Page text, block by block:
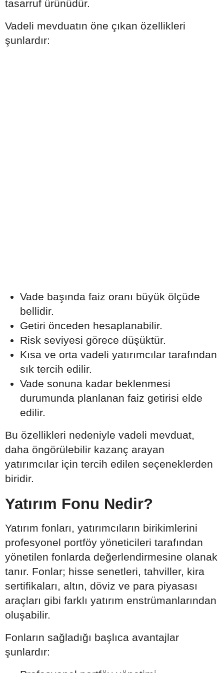
tasarruf ürünüdür.
Vadeli mevduatın öne çıkan özellikleri
şunlardır:
Vade başında faiz oranı büyük ölçüde
bellidir.
Getiri önceden hesaplanabilir.
Risk seviyesi görece düşüktür.
Kısa ve orta vadeli yatırımcılar tarafından
sık tercih edilir.
Vade sonuna kadar beklenmesi
durumunda planlanan faiz getirisi elde
edilir.
Bu özellikleri nedeniyle vadeli mevduat,
daha öngörülebilir kazanç arayan
yatırımcılar için tercih edilen seçeneklerden
biridir.
Yatırım Fonu Nedir?
Yatırım fonları, yatırımcıların birikimlerini
profesyonel portföy yöneticileri tarafından
yönetilen fonlarda değerlendirmesine olanak
tanır. Fonlar; hisse senetleri, tahviller, kira
sertifikaları, altın, döviz ve para piyasası
araçları gibi farklı yatırım enstrümanlarından
oluşabilir.
Fonların sağladığı başlıca avantajlar
şunlardır: